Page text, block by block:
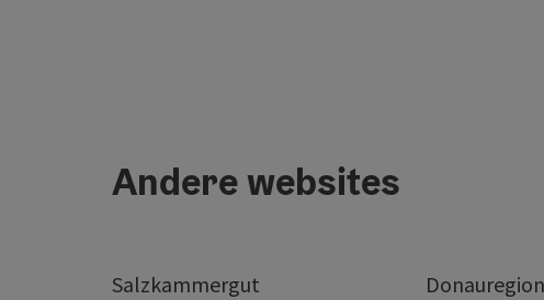
Andere websites
Salzkammergut